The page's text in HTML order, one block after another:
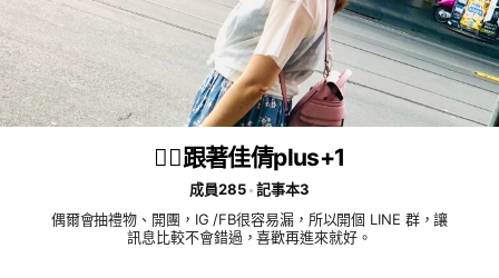
💁‍♀️跟著佳倩plus+1
成員285
記事本3
偶爾會抽禮物、開團，IG /FB很容易漏，所以開個 LINE 群，讓
訊息比較不會錯過，喜歡再進來就好。